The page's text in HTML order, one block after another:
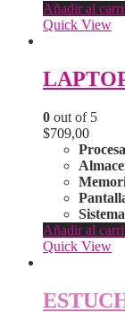
Añadir al
Quick View
0 out of 5
$709,00
Añadir al
Quick View